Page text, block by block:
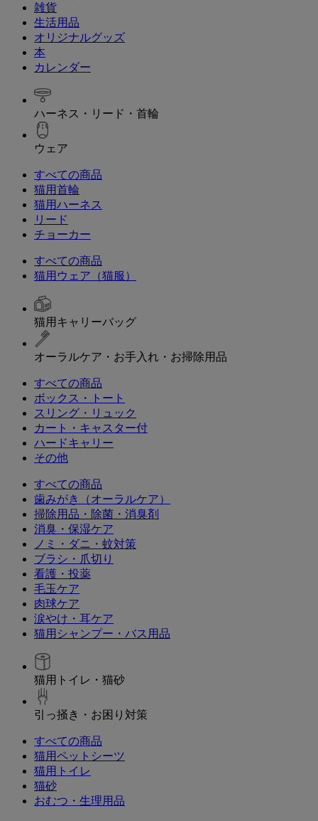
雑貨
生活用品
オリジナルグッズ
本
カレンダー
ハーネス・リード・首輪
ウェア
すべての商品
猫用首輪
猫用ハーネス
リード
チョーカー
すべての商品
猫用ウェア（猫服）
猫用キャリーバッグ
オーラルケア・お手入れ・お掃除用品
すべての商品
ボックス・トート
スリング・リュック
カート・キャスター付
ハードキャリー
その他
すべての商品
歯みがき（オーラルケア）
掃除用品・除菌・消臭剤
消臭・保湿ケア
ノミ・ダニ・蚊対策
ブラシ・爪切り
看護・投薬
毛玉ケア
肉球ケア
涙やけ・耳ケア
猫用シャンプー・バス用品
猫用トイレ・猫砂
引っ掻き・お困り対策
すべての商品
猫用ペットシーツ
猫用トイレ
猫砂
おむつ・生理用品